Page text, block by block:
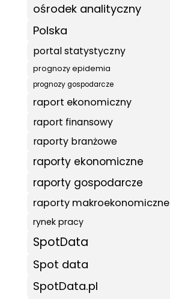
ośrodek analityczny
Polska
portal statystyczny
prognozy epidemia
prognozy gospodarcze
raport ekonomiczny
raport finansowy
raporty branżowe
raporty ekonomiczne
raporty gospodarcze
raporty makroekonomiczne
rynek pracy
SpotData
Spot data
SpotData.pl